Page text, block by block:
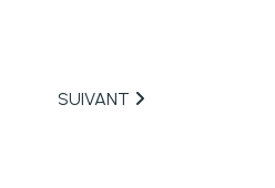
SUIVANT